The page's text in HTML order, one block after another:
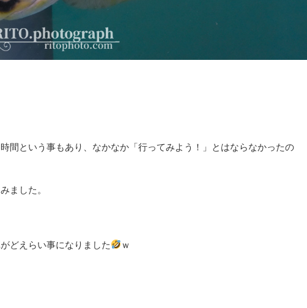
間という事もあり、なかなか「行ってみよう！」とはならなかったの
ました。
どえらい事になりました ｗ